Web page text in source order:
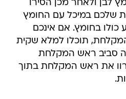
לבן ולאחר מכן הסירו
שלכם במיכל עם החומץ
כולו בחומץ. אם אינכם
תוכלו למלא שקית
סביב ראש המקלחת
את ראש המקלחת בתוך